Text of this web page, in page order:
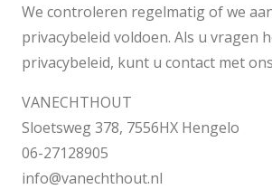
We controleren regelmatig of we
privacybeleid voldoen. Als u vragen
privacybeleid, kunt u contact met
VANECHTHOUT
Sloetsweg 378, 7556HX Hengelo
06-27128905
info@vanechthout.nl